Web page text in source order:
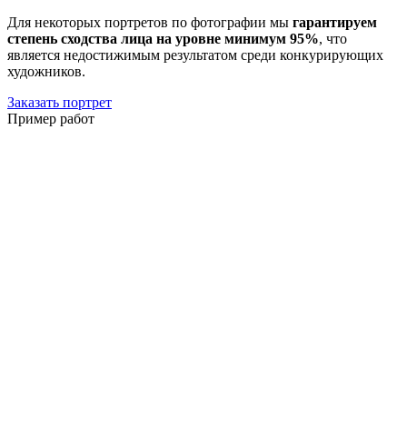
Для некоторых портретов по фотографии мы гарантируем
степень сходства лица на уровне минимум 95%, что
является недостижимым результатом среди конкурирующих
художников.
Заказать портрет
Пример работ